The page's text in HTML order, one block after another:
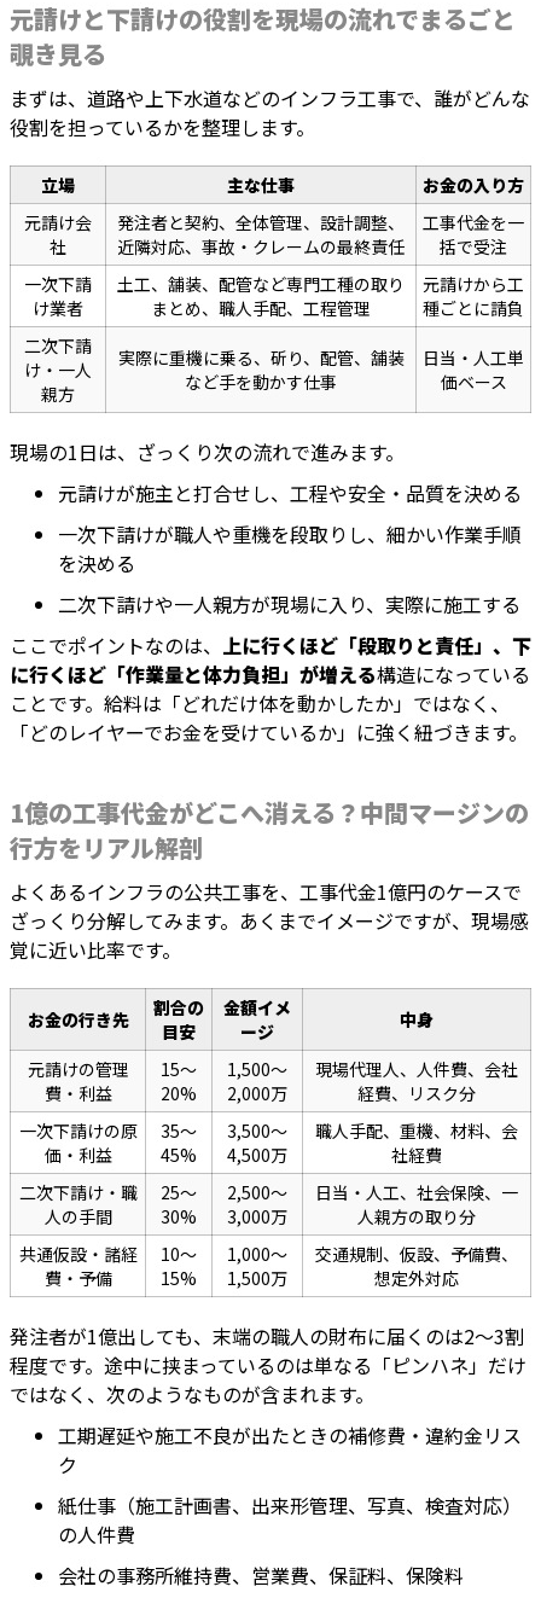
元請けと下請けの役割を現場の流れでまるごと
覗き見る
まずは、道路や上下水道などのインフラ工事で、誰がどんな
役割を担っているかを整理します。
立場 主な仕事
お金の入り方
元請け会
社
発注者と契約、全体管理、設計調整、
近隣対応、事故・クレームの最終責任
工事代金を一
括で受注
一次下請
け業者
土工、舗装、配管など専門工種の取り
まとめ、職人手配、工程管理
元請けから工
種ごとに請負
二次下請
け・一人
親方
実際に重機に乗る、斫り、配管、舗装
など手を動かす仕事
日当・人工単
価ベース
現場の1日は、ざっくり次の流れで進みます。
元請けが施主と打合せし、工程や安全・品質を決める
一次下請けが職人や重機を段取りし、細かい作業手順
を決める
二次下請けや一人親方が現場に入り、実際に施工する
ここでポイントなのは、 上に行くほど「段取りと責任」、下
に行くほど「作業量と体力負担」が増える構造になっている
ことです。給料は「どれだけ体を動かしたか」ではなく、
「どのレイヤーでお金を受けているか」に強く紐づきます。
1億の工事代金がどこへ消える？中間マージンの
行方をリアル解剖
よくあるインフラの公共工事を、工事代金1億円のケースで
ざっくり分解してみます。あくまでイメージですが、現場感
覚に近い比率です。
お金の行き先
割合の
目安
金額イメ
ージ
中身
元請けの管理
費・利益
15〜
20%
1,500〜
2,000万
現場代理人、人件費、会社
経費、リスク分
一次下請けの原
価・利益
35〜
45%
3,500〜
4,500万
職人手配、重機、材料、会
社経費
二次下請け・職
人の手間
25〜
30%
2,500〜
3,000万
日当・人工、社会保険、一
人親方の取り分
共通仮設・諸経
費・予備
10〜
15%
1,000〜
1,500万
交通規制、仮設、予備費、
想定外対応
発注者が1億出しても、末端の職人の財布に届くのは2〜3割
程度です。途中に挟まっているのは単なる「ピンハネ」だけ
ではなく、次のようなものが含まれます。
工期遅延や施工不良が出たときの補修費・違約金リス
ク
紙仕事（施工計画書、出来形管理、写真、検査対応）
の人件費
会社の事務所維持費、営業費、保証料、保険料